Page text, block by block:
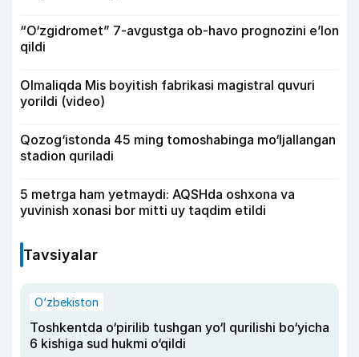
“O‘zgidromet” 7-avgustga ob-havo prognozini e’lon
qildi
Olmaliqda Mis boyitish fabrikasi magistral quvuri
yorildi (video)
Qozog‘istonda 45 ming tomoshabinga mo‘ljallangan
stadion quriladi
5 metrga ham yetmaydi: AQSHda oshxona va
yuvinish xonasi bor mitti uy taqdim etildi
Tavsiyalar
O‘zbekiston
Toshkentda o‘pirilib tushgan yo‘l qurilishi bo‘yicha
6 kishiga sud hukmi o‘qildi